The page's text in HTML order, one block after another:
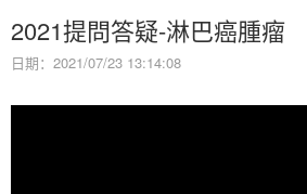
2021提問答疑-淋巴癌腫瘤
日期：2021/07/23 13:14:08